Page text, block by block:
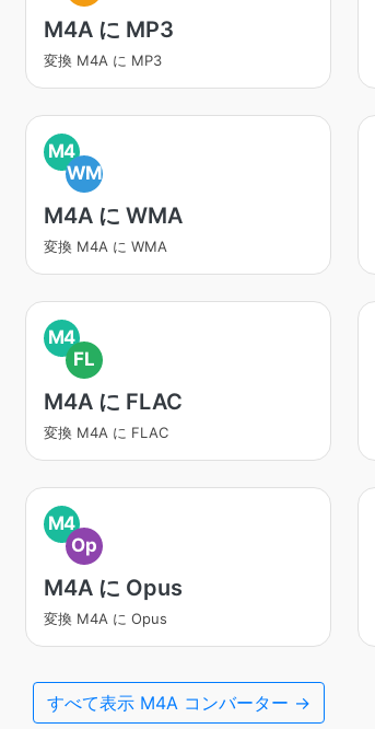
M4A に MP3
変換 M4A に MP3
M4
WM
M4A に WMA
変換 M4A に WMA
M4
FL
M4A に FLAC
変換 M4A に FLAC
M4
Op
M4A に Opus
変換 M4A に Opus
すべて表示 M4A コンバーター →